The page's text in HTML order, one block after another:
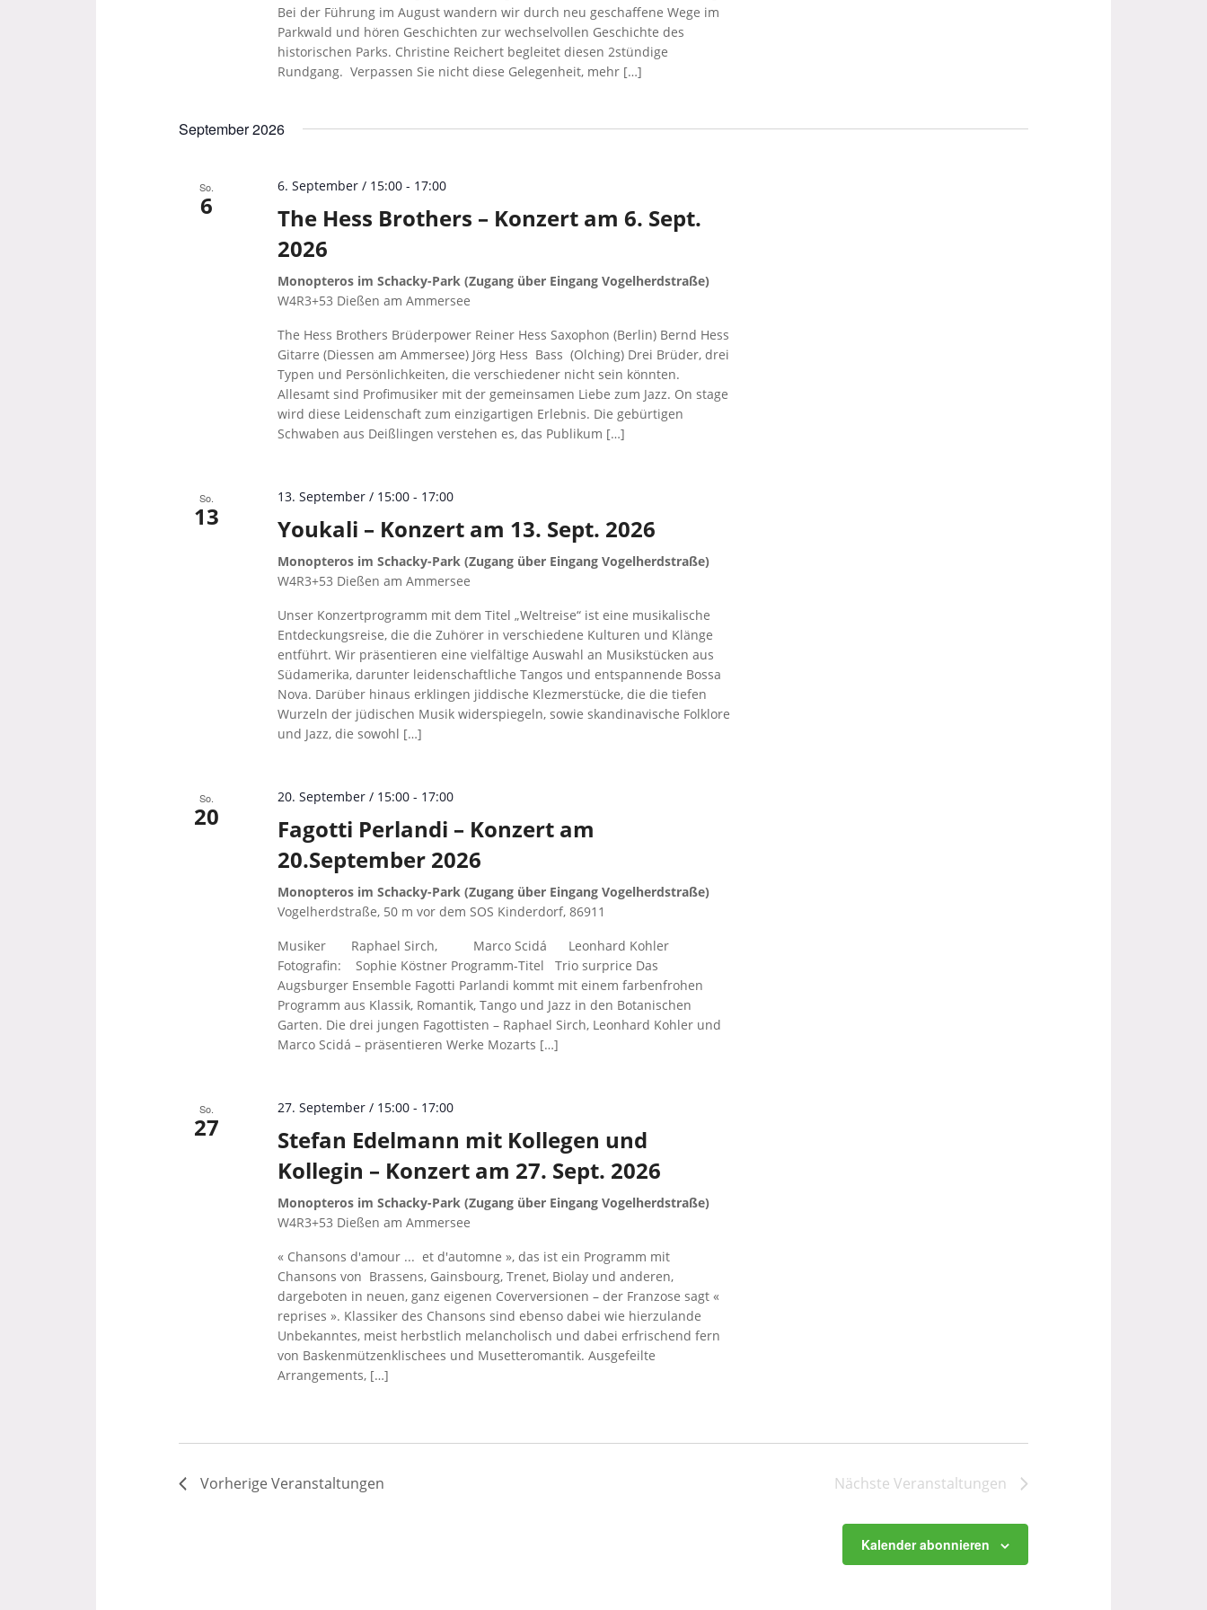
Bei der Führung im August wandern wir durch neu geschaffene Wege im
Parkwald und hören Geschichten zur wechselvollen Geschichte des
historischen Parks. Christine Reichert begleitet diesen 2stündige
Rundgang. Verpassen Sie nicht diese Gelegenheit, mehr […]
September 2026
So.
6
6. September / 15:00 - 17:00
The Hess Brothers – Konzert am 6. Sept.
2026
Monopteros im Schacky-Park (Zugang über Eingang Vogelherdstraße)
W4R3+53 Dießen am Ammersee
The Hess Brothers Brüderpower Reiner Hess Saxophon (Berlin) Bernd Hess
Gitarre (Diessen am Ammersee) Jörg Hess Bass (Olching) Drei Brüder, drei
Typen und Persönlichkeiten, die verschiedener nicht sein könnten.
Allesamt sind Profimusiker mit der gemeinsamen Liebe zum Jazz. On stage
wird diese Leidenschaft zum einzigartigen Erlebnis. Die gebürtigen
Schwaben aus Deißlingen verstehen es, das Publikum […]
So.
13
13. September / 15:00 - 17:00
Youkali – Konzert am 13. Sept. 2026
Monopteros im Schacky-Park (Zugang über Eingang Vogelherdstraße)
W4R3+53 Dießen am Ammersee
Unser Konzertprogramm mit dem Titel „Weltreise“ ist eine musikalische
Entdeckungsreise, die die Zuhörer in verschiedene Kulturen und Klänge
entführt. Wir präsentieren eine vielfältige Auswahl an Musikstücken aus
Südamerika, darunter leidenschaftliche Tangos und entspannende Bossa
Nova. Darüber hinaus erklingen jiddische Klezmerstücke, die die tiefen
Wurzeln der jüdischen Musik widerspiegeln, sowie skandinavische Folklore
und Jazz, die sowohl […]
So.
20
20. September / 15:00 - 17:00
Fagotti Perlandi – Konzert am
20.September 2026
Monopteros im Schacky-Park (Zugang über Eingang Vogelherdstraße)
Vogelherdstraße, 50 m vor dem SOS Kinderdorf, 86911
Musiker Raphael Sirch, Marco Scidá Leonhard Kohler
Fotografin: Sophie Köstner Programm-Titel Trio surprice Das
Augsburger Ensemble Fagotti Parlandi kommt mit einem farbenfrohen
Programm aus Klassik, Romantik, Tango und Jazz in den Botanischen
Garten. Die drei jungen Fagottisten – Raphael Sirch, Leonhard Kohler und
Marco Scidá – präsentieren Werke Mozarts […]
So.
27
27. September / 15:00 - 17:00
Stefan Edelmann mit Kollegen und
Kollegin – Konzert am 27. Sept. 2026
Monopteros im Schacky-Park (Zugang über Eingang Vogelherdstraße)
W4R3+53 Dießen am Ammersee
« Chansons d'amour ... et d'automne », das ist ein Programm mit
Chansons von Brassens, Gainsbourg, Trenet, Biolay und anderen,
dargeboten in neuen, ganz eigenen Coverversionen – der Franzose sagt «
reprises ». Klassiker des Chansons sind ebenso dabei wie hierzulande
Unbekanntes, meist herbstlich melancholisch und dabei erfrischend fern
von Baskenmützenklischees und Musetteromantik. Ausgefeilte
Arrangements, […]
Vorherige Veranstaltungen Nächste Veranstaltungen
Kalender abonnieren